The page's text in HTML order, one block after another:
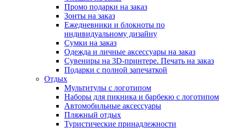
Промо подарки на заказ
Зонты на заказ
Ежедневники и блокноты по
индивидуальному дизайну
Сумки на заказ
Одежда и личные аксессуары на заказ
Сувениры на 3D-принтере. Печать на заказ
Подарки с полной запечаткой
Отдых
Мультитулы с логотипом
Наборы для пикника и барбекю с логотипом
Автомобильные аксессуары
Пляжный отдых
Туристические принадлежности